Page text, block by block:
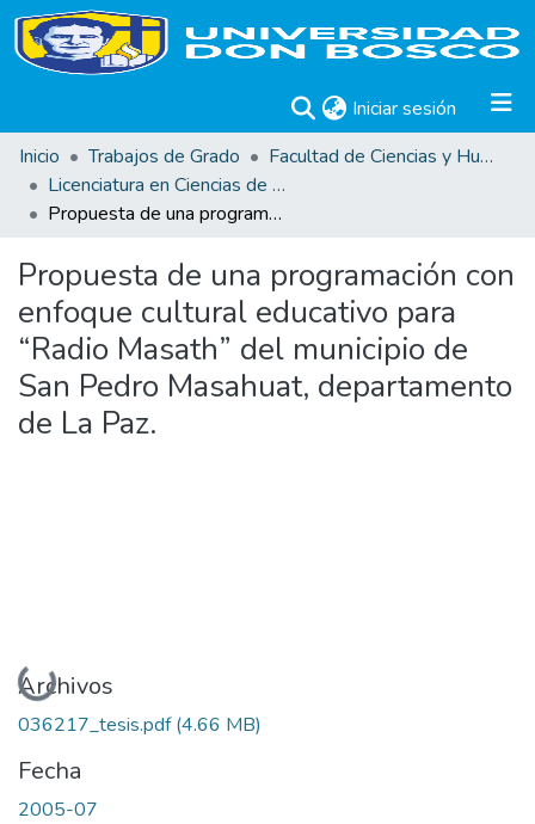
Iniciar sesión (current)
Inicio
Trabajos de Grado
Facultad de Ciencias y Humanidades
Licenciatura en Ciencias de la Comunicación
Propuesta de una programación con enfoque cultural educativo para “Radio Masath” del municipio de San Pedro Masahuat, departamento de La Paz.
Propuesta de una programación con
enfoque cultural educativo para
“Radio Masath” del municipio de
San Pedro Masahuat, departamento
de La Paz.
Cargando...
Archivos
036217_tesis.pdf(4.66 MB)
Fecha
2005-07